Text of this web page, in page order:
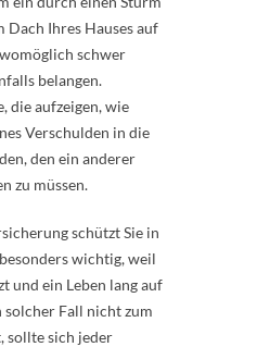
Dach Ihres Hauses auf
schwer
belangen.
die aufzeigen, wie
Verschulden in die
den ein anderer
zu müssen.
schützt Sie in
wichtig, weil
und ein Leben lang auf
solcher Fall nicht zum
sollte sich jeder